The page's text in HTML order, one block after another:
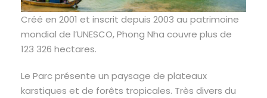
Créé en 2001 et inscrit depuis 2003 au patrimoine
mondial de l’UNESCO, Phong Nha couvre plus de
123 326 hectares.
Le Parc présente un paysage de plateaux
karstiques et de forêts tropicales. Très divers du